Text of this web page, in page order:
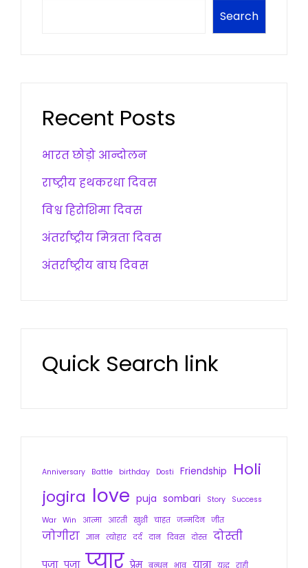
Search
Recent Posts
भारत छोड़ो आन्दोलन
राष्ट्रीय हथकरधा दिवस
विश्व हिरोशिमा दिवस
अंतर्राष्ट्रीय मित्रता दिवस
अंतर्राष्ट्रीय बाघ दिवस
Quick Search link
Anniversary Battle birthday Dosti Friendship
Holi
jogira love puja sombari Story
Success
War Win आत्मा आरती खुशी चाहत जन्मदिन जीत
जोगीरा ज्ञान त्योहार दर्द दान दिवस दोस्त दोस्ती
पुजा पूजा प्यार प्रेम बन्धन भाव यात्रा युद्ध राही